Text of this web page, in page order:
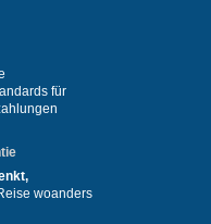
für
woanders